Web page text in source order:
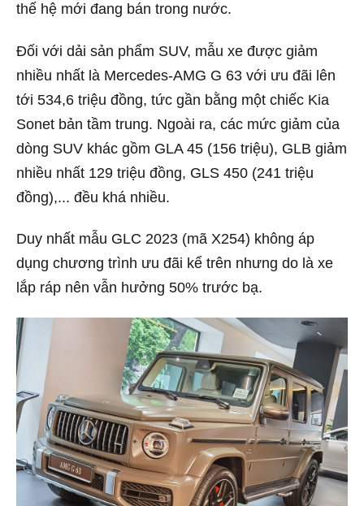
thế hệ mới đang bán trong nước.
Đối với dải sản phẩm SUV, mẫu xe được giảm
nhiều nhất là Mercedes-AMG G 63 với ưu đãi lên
tới 534,6 triệu đồng, tức gần bằng một chiếc Kia
Sonet bản tầm trung. Ngoài ra, các mức giảm của
dòng SUV khác gồm GLA 45 (156 triệu), GLB giảm
nhiều nhất 129 triệu đồng, GLS 450 (241 triệu
đồng),... đều khá nhiều.
Duy nhất mẫu GLC 2023 (mã X254) không áp
dụng chương trình ưu đãi kể trên nhưng do là xe
lắp ráp nên vẫn hưởng 50% trước bạ.